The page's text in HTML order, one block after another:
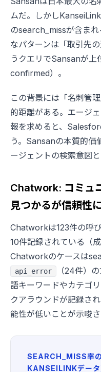
ムだ。しかし
のsearch_missが含ま
なパターンは「取引先
うクエリでSansanが上
confirmed）。
この背景には「名刺管
的距離がある。エージ
報を求めると、
う。Sansanの本質的価
ージェントの検索意図と
Chatwork: コミュ
見つかるが信頼性
Chatworkは123件の呼
10件記録されている（
Chatworkのケースは
api_error
（24件）
語キーワードやカテゴ
クアラウンドが記録さ
能性が低いことが示唆さ
SEARCH_MISS率
KANSEILINKデータ